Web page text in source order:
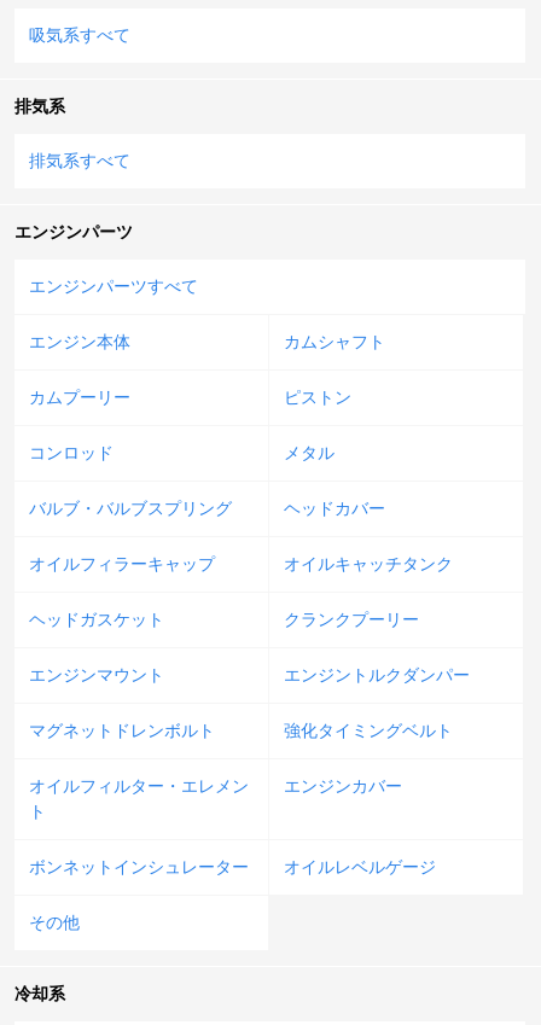
吸気系すべて
排気系
排気系すべて
エンジンパーツ
エンジンパーツすべて
エンジン本体 カムシャフト
カムプーリー ピストン
コンロッド メタル
バルブ・バルブスプリング ヘッドカバー
オイルフィラーキャップ オイルキャッチタンク
ヘッドガスケット クランクプーリー
エンジンマウント エンジントルクダンパー
マグネットドレンボルト 強化タイミングベルト
オイルフィルター・エレメン
ト
エンジンカバー
ボンネットインシュレーター オイルレベルゲージ
その他
冷却系